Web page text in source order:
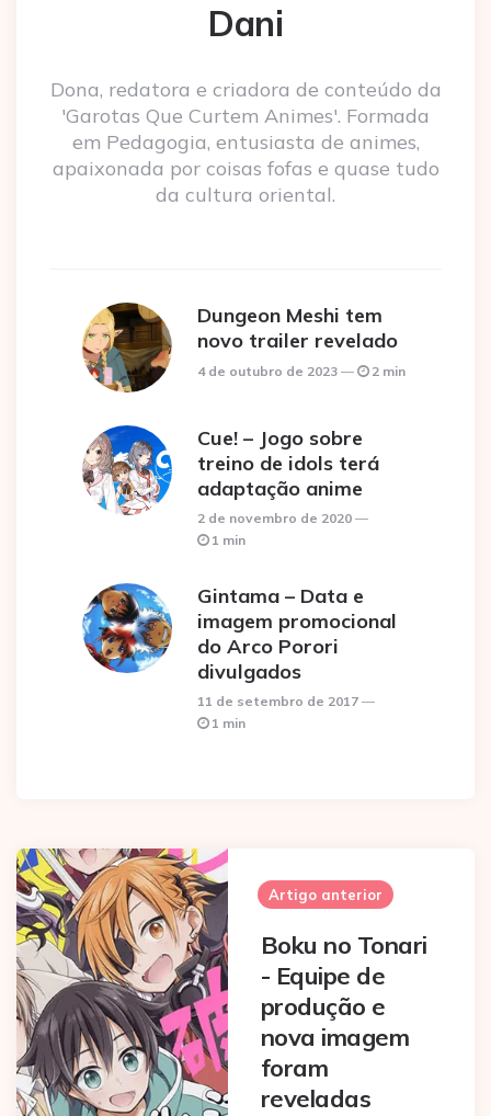
Dani
Dona, redatora e criadora de conteúdo da
'Garotas Que Curtem Animes'. Formada
em Pedagogia, entusiasta de animes,
apaixonada por coisas fofas e quase tudo
da cultura oriental.
Dungeon Meshi tem
novo trailer revelado
4 de outubro de 2023 2 min
Cue! – Jogo sobre
treino de idols terá
adaptação anime
2 de novembro de 2020
1 min
Gintama – Data e
imagem promocional
do Arco Porori
divulgados
11 de setembro de 2017
1 min
Post
navigation
Artigo anterior
Boku no Tonari
- Equipe de
produção e
nova imagem
foram
reveladas